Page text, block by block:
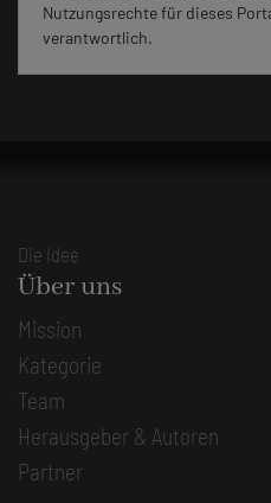
Nutzungsrechte für dieses
verantwortlich.
Die Idee
Über uns
Mission
Kategorie
Team
Herausgeber & Autoren
Partner